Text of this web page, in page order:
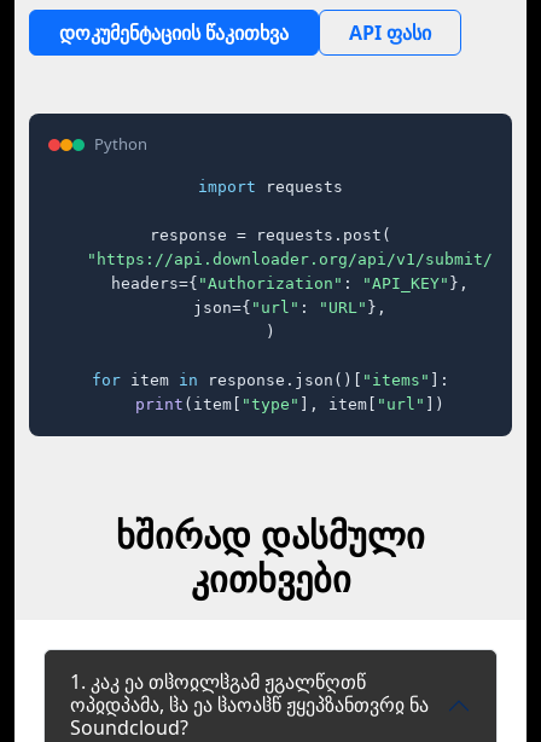
დოკუმენტაციის წაკითხვა API ფასი
Python
import requests
response = requests.post(
"https://api.downloader.org/api/v1/submit/"
    headers={
"Authorization" : "API_KEY" },
    json={
"url" : "URL" },
)
for item in response.json()[ "items"
]:
print (item[ "type" ], item[ "url" ])
ხშირად დასმული
კითხვები
1. კაკ ეა თჱოჲლჱგამ ჟგალწღთწ
ოპჲდპამა, ჱა ეა ჱაოაჱწ ჟყეპზანთვრჲ ნა
Soundcloud?